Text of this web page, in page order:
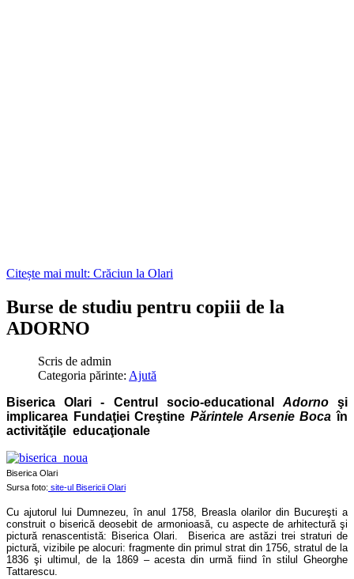
Citește mai mult: Crăciun la Olari
Burse de studiu pentru copiii de la
ADORNO
Scris de admin
Categoria părinte: Ajută
Biserica Olari - Centrul socio-educationalAdornoşi
implicarea Fundaţiei Creştine Părintele Arsenie Boca în
activităţile educaţionale
Biserica Olari
Sursa foto: site-ul Bisericii Olari
Cu ajutorul lui Dumnezeu, în anul 1758, Breasla olarilor din Bucureşti a
construit o biserică deosebit de armonioasă, cu aspecte de arhitectură şi
pictură renascentistă: Biserica Olari. Biserica are astăzi trei straturi de
pictură, vizibile pe alocuri: fragmente din primul strat din 1756, stratul de la
1836 şi ultimul, de la 1869 – acesta din urmă fiind în stilul Gheorghe
Tattarescu.